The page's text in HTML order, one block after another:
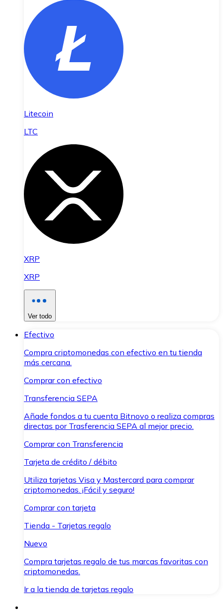
Litecoin
LTC
XRP
XRP
Ver todo
Efectivo
Compra criptomonedas con efectivo en tu tienda
más cercana.
Comprar con efectivo
Transferencia SEPA
Añade fondos a tu cuenta Bitnovo o realiza compras
directas por Trasferencia SEPA al mejor precio.
Comprar con Transferencia
Tarjeta de crédito / débito
Utiliza tarjetas Visa y Mastercard para comprar
criptomonedas. ¡Fácil y seguro!
Comprar con tarjeta
Tienda - Tarjetas regalo
Nuevo
Compra tarjetas regalo de tus marcas favoritas con
criptomonedas.
Ir a la tienda de tarjetas regalo